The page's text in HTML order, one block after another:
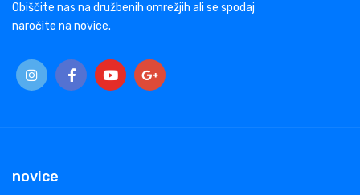
Obiščite nas na družbenih omrežjih ali se spodaj
naročite na novice.
novice